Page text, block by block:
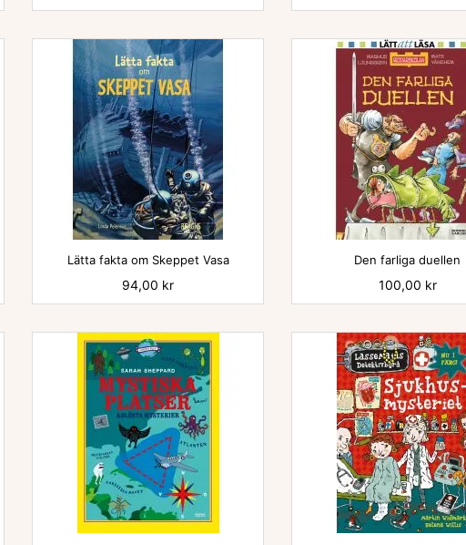

Lätta fakta om Skeppet Vasa
Pris
94,00 kr

Den farliga duellen
Pris
100,00 kr